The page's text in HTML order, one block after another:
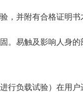
，并附有合格证明书
。易触及影响人身
行负载试验）在用